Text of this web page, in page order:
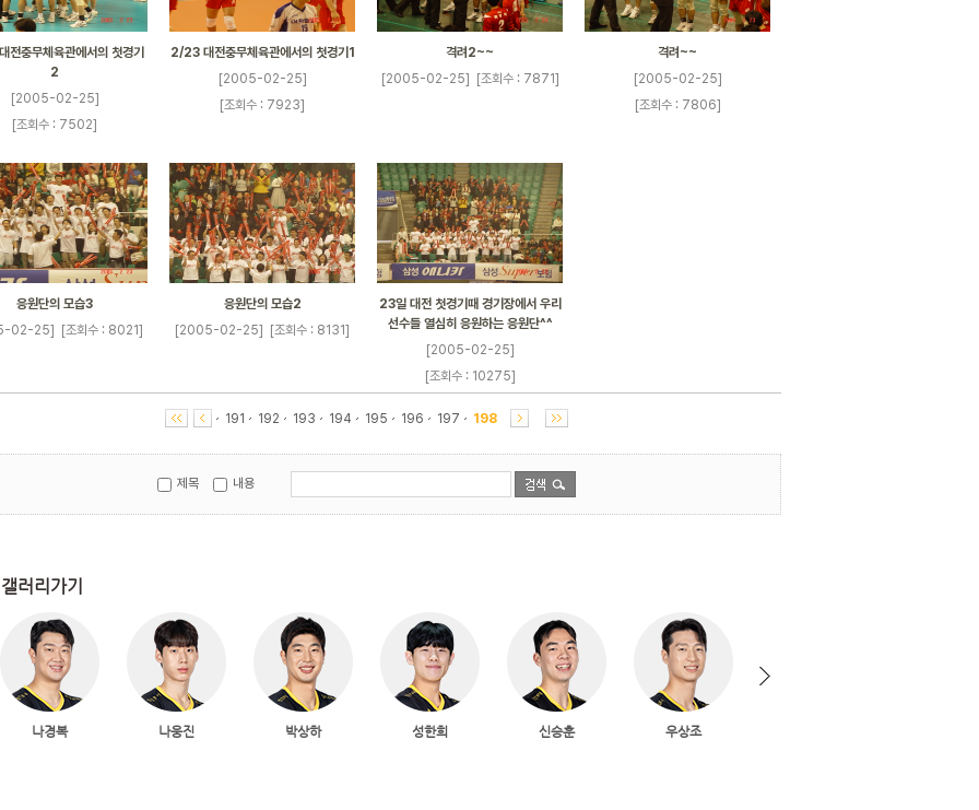
충무체육관에서의 첫경기
2
[2005-02-25]
[조회수 : 7502]
2/23 대전충무체육관에서의 첫경기1
[2005-02-25]
[조회수 : 7923]
격려2~~
[2005-02-25]
[조회수 : 7871]
격려~~
[2005-02-25]
[조회수 : 7806]
응원단의 모습3
02-25]
[조회수 : 8021]
응원단의 모습2
[2005-02-25]
[조회수 : 8131]
23일 대전 첫경기때 경기장에서 우리
선수들 열심히 응원하는 응원단^^
[2005-02-25]
[조회수 : 10275]
191 192 193 194 195 196 197 198
제목 내용